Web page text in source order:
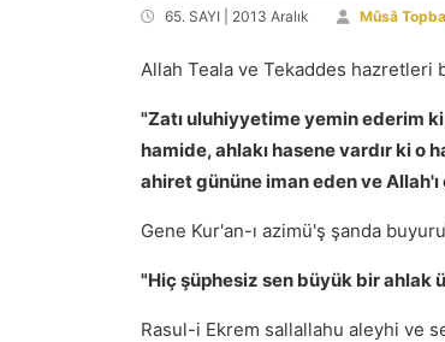
65. SAYI | 2013 Aralık Mûsâ
Allah Teala ve Tekaddes hazretleri
"Zatı uluhiyyetime yemin ederim
hamide, ahlakı hasene vardır ki o
ahiret gününe iman eden ve
Gene Kur'an-ı azimü'ş şanda
"Hiç şüphesiz sen büyük bir ahlak
Rasul-i Ekrem sallallahu aleyhi ve